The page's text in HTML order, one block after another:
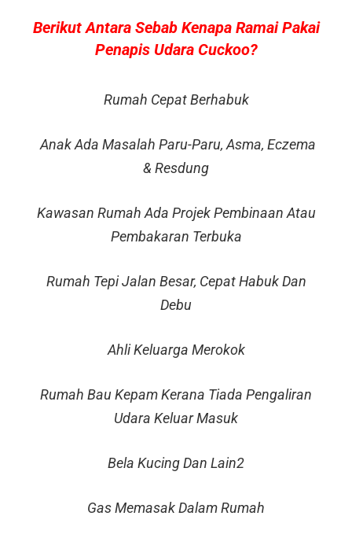
Berikut Antara Sebab Kenapa Ramai Pakai
Penapis Udara Cuckoo?
Rumah Cepat Berhabuk
Anak Ada Masalah Paru-Paru, Asma, Eczema
& Resdung
Kawasan Rumah Ada Projek Pembinaan Atau
Pembakaran Terbuka
Rumah Tepi Jalan Besar, Cepat Habuk Dan
Debu
Ahli Keluarga Merokok
Rumah Bau Kepam Kerana Tiada Pengaliran
Udara Keluar Masuk
Bela Kucing Dan Lain2
Gas Memasak Dalam Rumah